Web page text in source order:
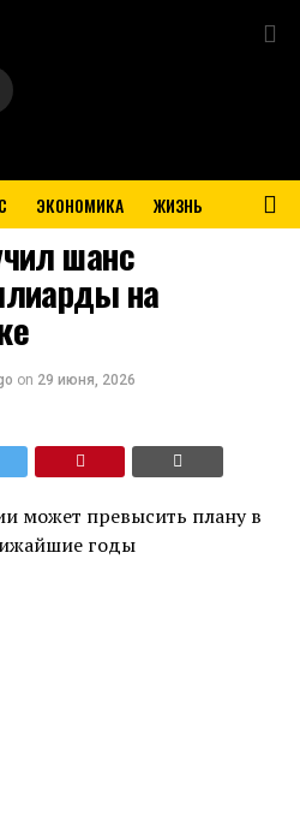
ЭКОНОМИКА ЖИЗНЬ
шанс
на
on 29 июня, 2026
может превысить плану в
годы